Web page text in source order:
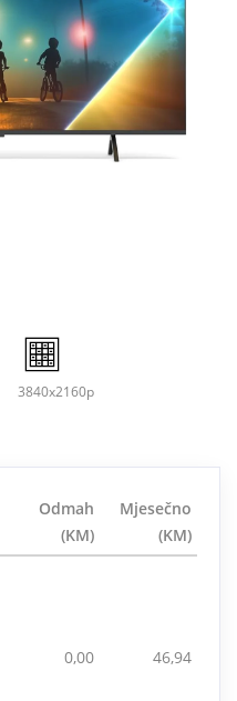
3840x2160p
Odmah
(KM)
Mjesečno
(KM)
0,00 46,94